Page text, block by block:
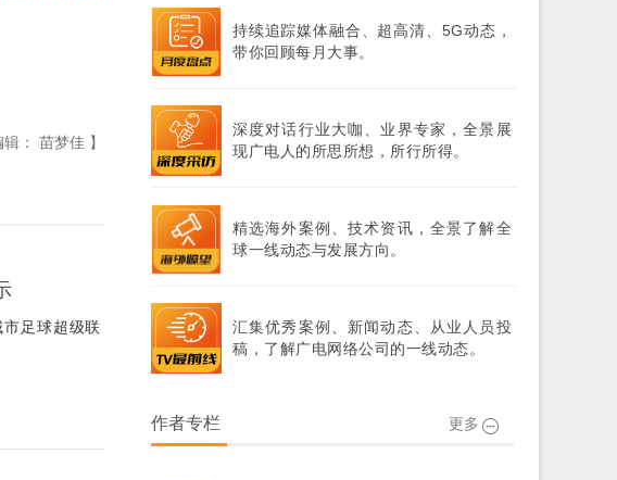
辑： 苗梦佳 】
足球超级联
持续追踪媒体融合、超高清、5G动态，
带你回顾每月大事。
深度对话行业大咖、业界专家，全景展
现广电人的所思所想，所行所得。
精选海外案例、技术资讯，全景了解全
球一线动态与发展方向。
汇集优秀案例、新闻动态、从业人员投
稿，了解广电网络公司的一线动态。
作者专栏 更多